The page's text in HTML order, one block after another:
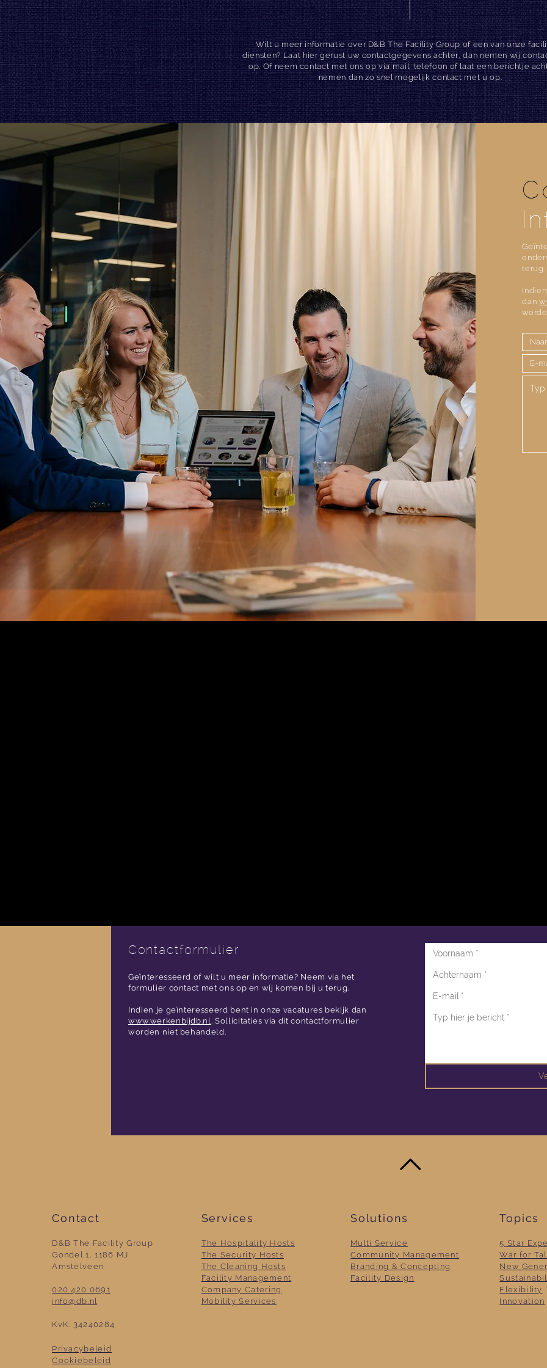
Wilt u meer informatie over D&B The Facility Group of een van onze
diensten? Laat hier gerust uw contactgegevens achter, dan nemen wij
op. Of neem contact met ons op via mail, telefoon of laat een berichtje
nemen dan zo snel mogelijk contact met u op.
terug.
dan
Contactformulier
Geïnteresseerd of wilt u meer informatie? Neem via het
formulier contact met ons op en wij komen bij u terug.
Indien je geïnteresseerd bent in onze vacatures bekijk dan
www.werkenbijdb.nl. Sollicitaties via dit contactformulier
worden niet behandeld.
Contact
D&B The Facility Group
Gondel 1, 1186 MJ
Amste lve en
020 420 0691
info@db.nl
KvK: 34240284
Privacybeleid
Coo kiebeleid
Services
The Hospitality Hosts
The Security Hosts
The Cleaning Hosts
Facility Management
Company Catering
Mobility Services
Solutions
Multi Service
Community Management
Branding & Concepting
Facility Design
Topics
5 Star
War for
New
Flexibility
Innovation